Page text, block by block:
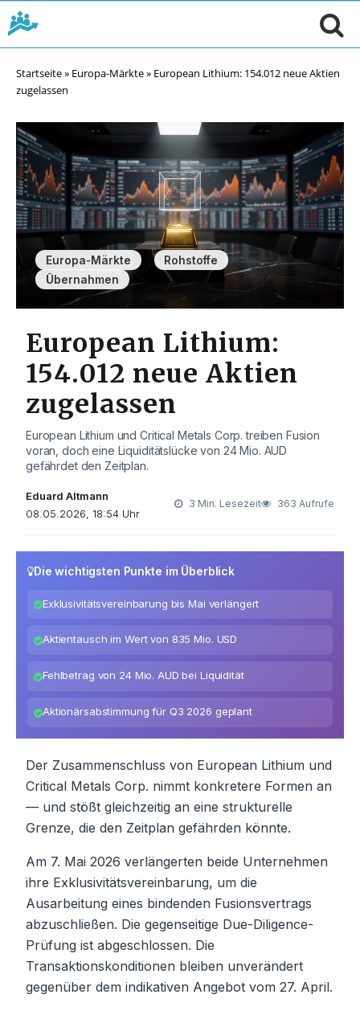
Startseite» Europa-Märkte» European Lithium: 154.012 neue Aktien
zugelassen
Europa-Märkte , Rohstoffe ,
Übernahmen
European Lithium:
154.012 neue Aktien
zugelassen
European Lithium und Critical Metals Corp. treiben Fusion
voran, doch eine Liquiditätslücke von 24 Mio. AUD
gefährdet den Zeitplan.
Eduard Altmann
08.05.2026, 18:54 Uhr
3 Min. Lesezeit 363 Aufrufe
Die wichtigsten Punkte im Überblick
Exklusivitätsvereinbarung bis Mai verlängert
Aktientausch im Wert von 835 Mio. USD
Fehlbetrag von 24 Mio. AUD bei Liquidität
Aktionärsabstimmung für Q3 2026 geplant
Der Zusammenschluss von European Lithium und
Critical Metals Corp. nimmt konkretere Formen an
— und stößt gleichzeitig an eine strukturelle
Grenze, die den Zeitplan gefährden könnte.
Am 7. Mai 2026 verlängerten beide Unternehmen
ihre Exklusivitätsvereinbarung, um die
Ausarbeitung eines bindenden Fusionsvertrags
abzuschließen. Die gegenseitige Due-Diligence-
Prüfung ist abgeschlossen. Die
Transaktionskonditionen bleiben unverändert
gegenüber dem indikativen Angebot vom 27. April.